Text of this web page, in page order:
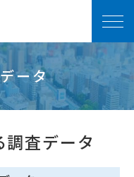
ータ
査データ